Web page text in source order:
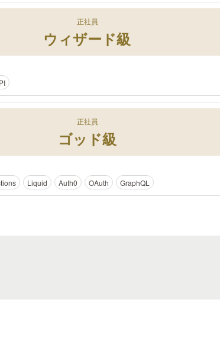
正社員
ウィザード級
正社員
ゴッド級
Liquid Auth0 OAuth GraphQL